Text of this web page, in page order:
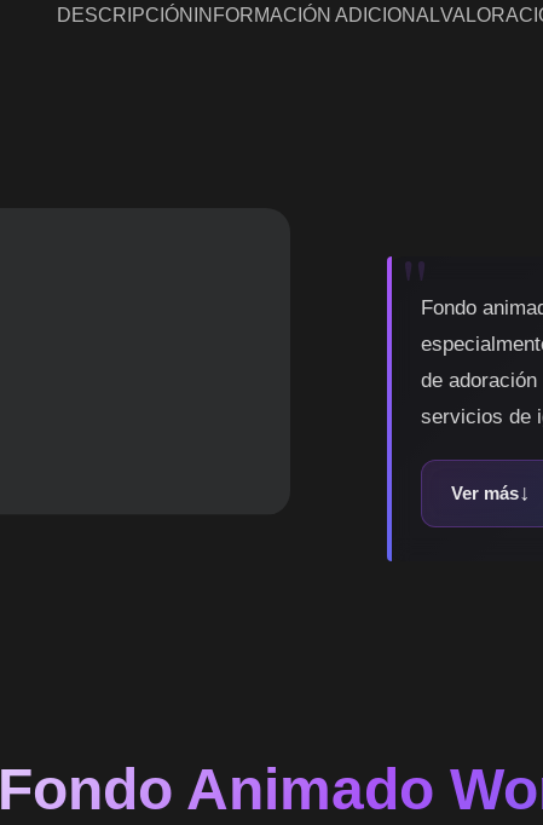
DESCRIPCIÓN INFORMACIÓN ADICIONAL
Fondo
de
servicios de
Ver más
Fondo Animado